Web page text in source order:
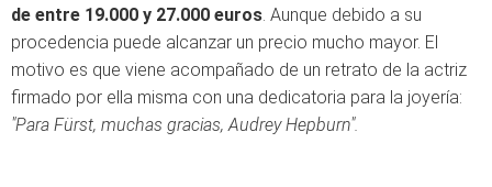
de entre 19.000 y 27.000 euros. Aunque debido a su
procedencia puede alcanzar un precio mucho mayor. El
motivo es que viene acompañado de un retrato de la actriz
firmado por ella misma con una dedicatoria para la joyería:
"Para Fürst, muchas gracias, Audrey Hepburn".